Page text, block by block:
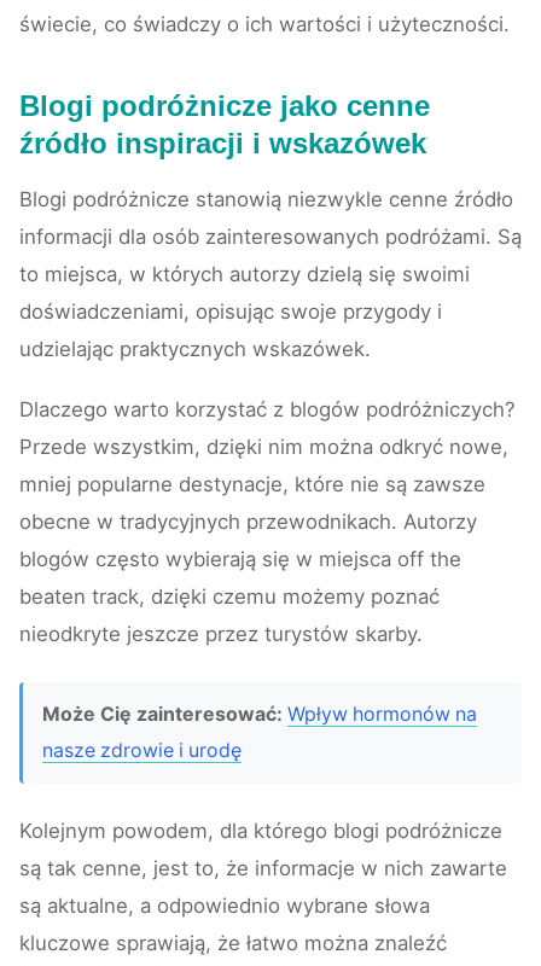
świecie, co świadczy o ich wartości i użyteczności.
Blogi podróżnicze jako cenne
źródło inspiracji i wskazówek
Blogi podróżnicze stanowią niezwykle cenne źródło
informacji dla osób zainteresowanych podróżami. Są
to miejsca, w których autorzy dzielą się swoimi
doświadczeniami, opisując swoje przygody i
udzielając praktycznych wskazówek.
Dlaczego warto korzystać z blogów podróżniczych?
Przede wszystkim, dzięki nim można odkryć nowe,
mniej popularne destynacje, które nie są zawsze
obecne w tradycyjnych przewodnikach. Autorzy
blogów często wybierają się w miejsca off the
beaten track, dzięki czemu możemy poznać
nieodkryte jeszcze przez turystów skarby.
Może Cię zainteresować: Wpływ hormonów na
nasze zdrowie i urodę
Kolejnym powodem, dla którego blogi podróżnicze
są tak cenne, jest to, że informacje w nich zawarte
są aktualne, a odpowiednio wybrane słowa
kluczowe sprawiają, że łatwo można znaleźć